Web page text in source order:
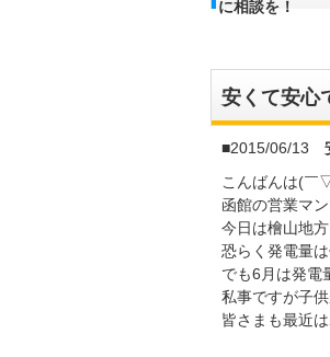
に相談を！
安くて安心
■2015/06/13
こんばんは(￣
函館の営業マ
今日は檜山地
恐らく発電量
でも6月は発電
私事ですが子
皆さまも最近